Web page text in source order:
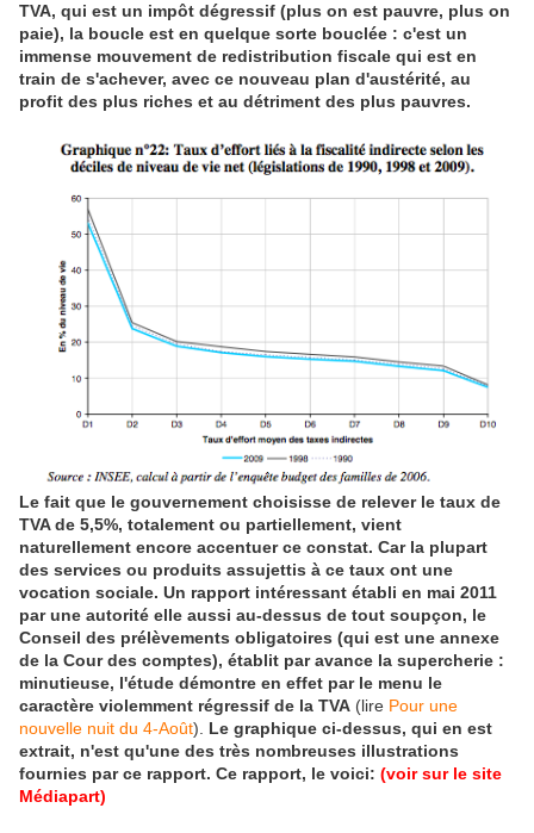
TVA, qui est un impôt dégressif (plus on est pauvre, plus on
paie), la boucle est en quelque sorte bouclée : c'est un
immense mouvement de redistribution fiscale qui est en
train de s'achever, avec ce nouveau plan d'austérité, au
profit des plus riches et au détriment des plus pauvres.
Le fait que le gouvernement choisisse de relever le taux de
TVA de 5,5%, totalement ou partiellement, vient
naturellement encore accentuer ce constat. Car la plupart
des services ou produits assujettis à ce taux ont une
vocation sociale. Un rapport intéressant établi en mai 2011
par une autorité elle aussi au-dessus de tout soupçon, le
Conseil des prélèvements obligatoires (qui est une annexe
de la Cour des comptes), établit par avance la supercherie :
minutieuse, l'étude démontre en effet par le menu le
caractère violemment régressif de la TVA (lire Pour une
nouvelle nuit du 4-Août). Le graphique ci-dessus, qui en est
extrait, n'est qu'une des très nombreuses illustrations
fournies par ce rapport. Ce rapport, le voici: (voir sur le site
Médiapart)